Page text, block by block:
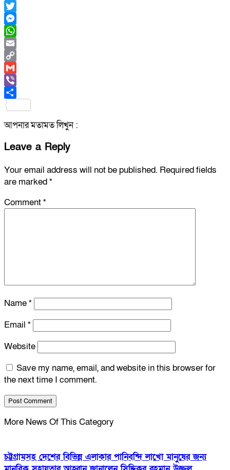
Facebook
Twitter
Messenger
WhatsApp
Email
Copy
Link
Gmail
Viber
আপনার মতামত লিখুন :
Leave a Reply
Your email address will not be published. Required fields
are marked*
Comment*
Name*
Email *
Website
Save my name, email, and website in this browser for
the next time I comment.
More News Of This Category
চট্টগ্রামসহ দেশের বিভিন্ন এলাকার পানিবন্দি লাখো মানুষের জন্য